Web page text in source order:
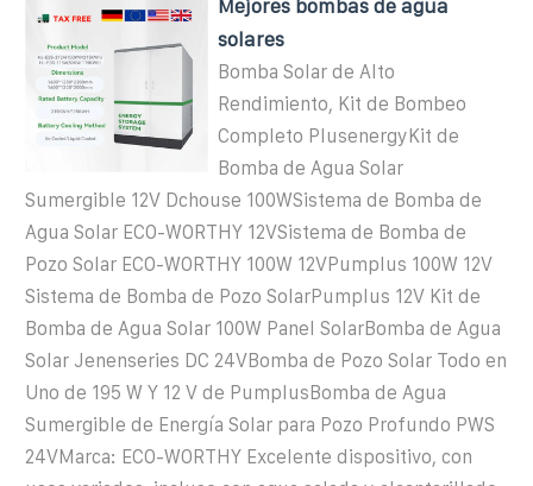
Mejores bombas de agua
solares
Bomba Solar de Alto
Rendimiento, Kit de Bombeo
Completo PlusenergyKit de
Bomba de Agua Solar
Sumergible 12V Dchouse 100WSistema de Bomba de
Agua Solar ECO-WORTHY 12VSistema de Bomba de
Pozo Solar ECO-WORTHY 100W 12VPumplus 100W 12V
Sistema de Bomba de Pozo SolarPumplus 12V Kit de
Bomba de Agua Solar 100W Panel SolarBomba de Agua
Solar Jenenseries DC 24VBomba de Pozo Solar Todo en
Uno de 195 W Y 12 V de PumplusBomba de Agua
Sumergible de Energía Solar para Pozo Profundo PWS
24VMarca: ECO-WORTHY Excelente dispositivo, con